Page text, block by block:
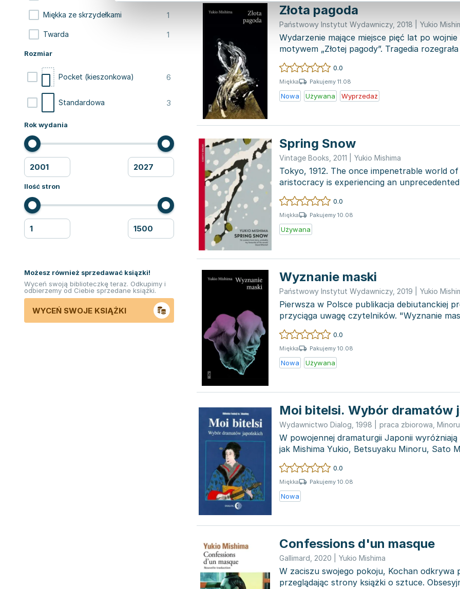
Miękka ze skrzydełkami 1
Twarda 1
Rozmiar
Pocket (kieszonkowa) 6
Standardowa 3
Rok wydania
Ilość stron
Możesz również sprzedawać ksiązki!
Wyceń swoją biblioteczkę teraz. Odkupimy i
odbierzemy od Ciebie sprzedane książki.
WYCEŃ SWOJE KSIĄŻKI
Złota pagoda
Państwowy Instytut Wydawniczy, 2018 Yukio
Wydarzenie mające miejsce pięć lat po wojnie
motywem „Złotej pagody”. Tragedia
kiedy...
0.0
Miękka Pakujemy 11.08
Nowa Używana Wyprzedaż
Spring Snow
Vintage Books 2011 Yukio Mishima
Tokyo, 1912. The once impenetrable world
aristocracy is experiencing an
families fr...
0.0
Miękka Pakujemy 10.08
Używana
Wyznanie maski
Państwowy Instytut Wydawniczy, 2019 Yukio
Pierwsza w Polsce publikacja debiutanckiej
przyciąga uwagę czytelników. "Wyznanie
histor...
0.0
Miękka Pakujemy 10.08
Nowa Używana
Moi bitelsi. Wybór dramatów
Wydawnictwo Dialog 1998 praca zbiorowa
W powojennej dramaturgii Japonii
jak Mishima Yukio, Betsuyaku Minoru, Sato
Repre...
0.0
Miękka Pakujemy 10.08
Nowa
Confessions d'un masque
Gallimard 2020 Yukio Mishima
W zaciszu swojego pokoju, Kochan odkrywa
przeglądając strony książki o sztuce.